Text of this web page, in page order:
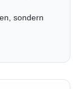
sondern